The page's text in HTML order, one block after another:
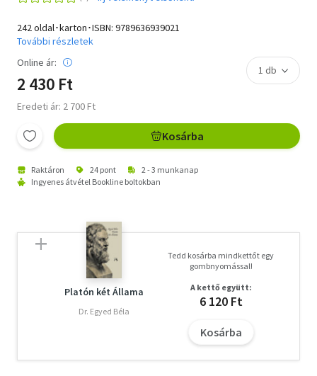
242 oldal･karton･ISBN: 9789636939021
További részletek
Online ár:
2 430 Ft
Eredeti ár: 2 700 Ft
Kosárba
Raktáron 24 pont
2 - 3 munkanap
Ingyenes átvétel Bookline boltokban
Platón két Állama
Dr. Egyed Béla
Tedd kosárba mindkettőt egy
gombnyomással!
A kettő együtt:
6 120 Ft
Kosárba